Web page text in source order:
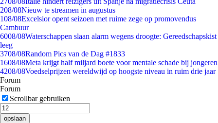
208/08Nieuw te streamen in augustus
108/08Excelsior opent seizoen met ruime zege op promovendus
Cambuur
6008/08Waterschappen slaan alarm wegens droogte: Gereedschapskist
leeg
3708/08Random Pics van de Dag #1833
1608/08Meta krijgt half miljard boete voor mentale schade bij jongeren
4208/08Voedselprijzen wereldwijd op hoogste niveau in ruim drie jaar
Forum
Forum
Scrollbar gebruiken
opslaan